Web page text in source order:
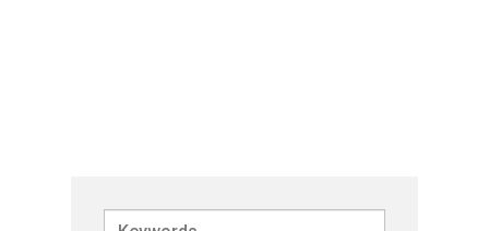
Keywords